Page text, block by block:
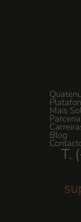
Mais
Blog
T.